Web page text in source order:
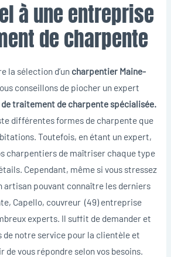
à une entreprise
de charpente
la sélection d’uncharpentier Maine-
conseillons de piocher un expert
traitement de charpente spécialisée.
différentes formes de charpente que
Toutefois, en étant un expert,
charpentiers de maîtriser chaque type
Cependant, même si vous stressez
artisan pouvant connaître les derniers
Capello, couvreur (49) entreprise
experts. Il suffit de demander et
de notre service pour la clientèle et
de vous répondre selon vos besoins.